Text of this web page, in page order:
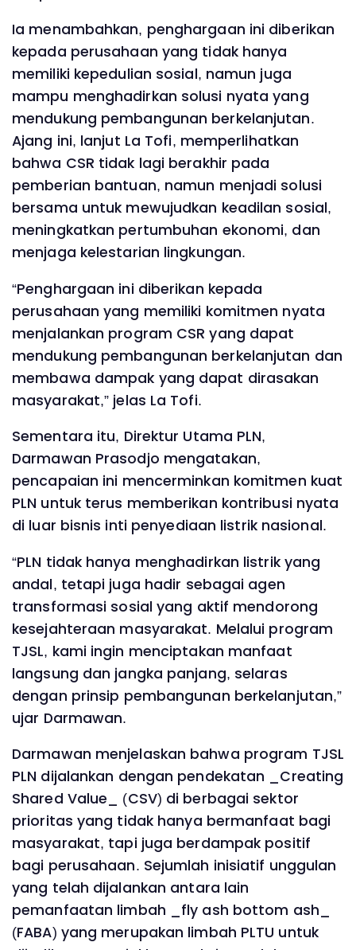
Ia menambahkan, penghargaan ini diberikan
kepada perusahaan yang tidak hanya
memiliki kepedulian sosial, namun juga
mampu menghadirkan solusi nyata yang
mendukung pembangunan berkelanjutan.
Ajang ini, lanjut La Tofi, memperlihatkan
bahwa CSR tidak lagi berakhir pada
pemberian bantuan, namun menjadi solusi
bersama untuk mewujudkan keadilan sosial,
meningkatkan pertumbuhan ekonomi, dan
menjaga kelestarian lingkungan.
“Penghargaan ini diberikan kepada
perusahaan yang memiliki komitmen nyata
menjalankan program CSR yang dapat
mendukung pembangunan berkelanjutan dan
membawa dampak yang dapat dirasakan
masyarakat,” jelas La Tofi.
Sementara itu, Direktur Utama PLN,
Darmawan Prasodjo mengatakan,
pencapaian ini mencerminkan komitmen kuat
PLN untuk terus memberikan kontribusi nyata
di luar bisnis inti penyediaan listrik nasional.
“PLN tidak hanya menghadirkan listrik yang
andal, tetapi juga hadir sebagai agen
transformasi sosial yang aktif mendorong
kesejahteraan masyarakat. Melalui program
TJSL, kami ingin menciptakan manfaat
langsung dan jangka panjang, selaras
dengan prinsip pembangunan berkelanjutan,”
ujar Darmawan.
Darmawan menjelaskan bahwa program TJSL
PLN dijalankan dengan pendekatan _Creating
Shared Value_ (CSV) di berbagai sektor
prioritas yang tidak hanya bermanfaat bagi
masyarakat, tapi juga berdampak positif
bagi perusahaan. Sejumlah inisiatif unggulan
yang telah dijalankan antara lain
pemanfaatan limbah _fly ash bottom ash_
(FABA) yang merupakan limbah PLTU untuk